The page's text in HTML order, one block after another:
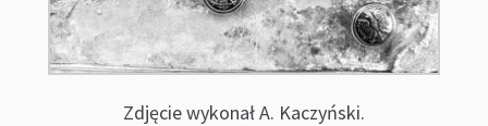
Zdjęcie wykonał A. Kaczyński.